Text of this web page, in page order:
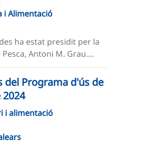
i Alimentació
ha estat presidit per la
Antoni M. Grau....
del Programa d'ús de
i alimentació